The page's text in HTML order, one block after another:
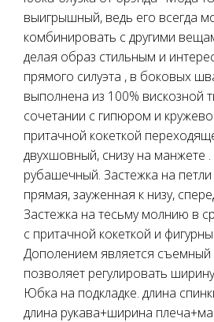
выигрышный, ведь его всегда
комбинировать с другими
делая образ стильным и
прямого силуэта , в боковых
выполнена из 100% вискозной
сочетании с гипюром и
притачной кокеткой
двухшовный, снизу на манжете
рубашечный. Застежка на
прямая, зауженная к низу,
Застежка на тесьму молнию в
с притачной кокеткой и
Дополением является съемный
позволяет регулировать
Юбка на подкладке. длина
длина рукава+ширина